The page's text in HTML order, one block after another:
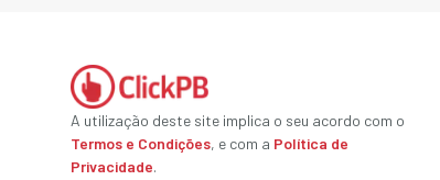
A utilização deste site implica o seu acordo com o
Termos e Condições, e com a Política de
Privacidade.